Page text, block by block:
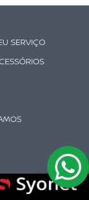
SERVIÇO